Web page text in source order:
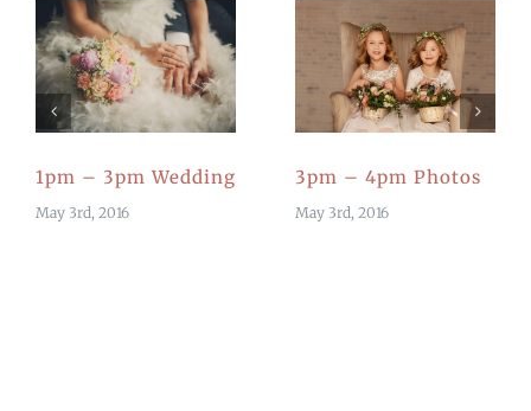
1pm – 3pm Wedding
May 3rd, 2016
3pm – 4pm Photos
May 3rd, 2016